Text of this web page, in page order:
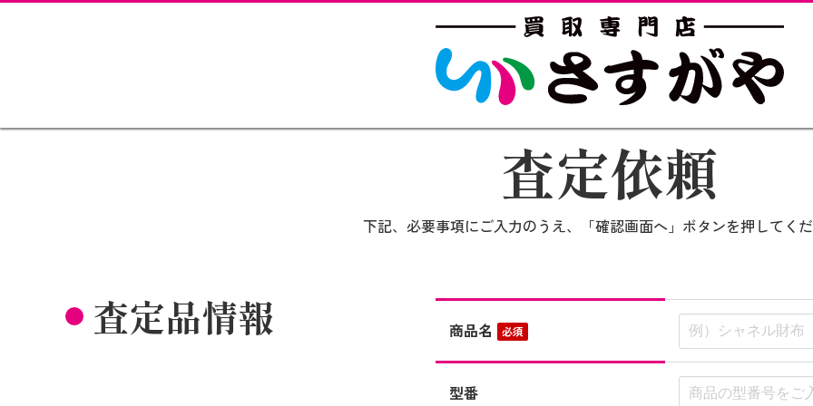
査定依頼
下記、必要事項にご入力のうえ、「確認画面へ」ボタンを押してく
査定品情報 商品名 必須
型番